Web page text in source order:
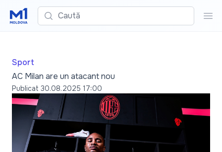
Caută
Sport
AC Milan are un atacant nou
Publicat 30.08.2025 17:00